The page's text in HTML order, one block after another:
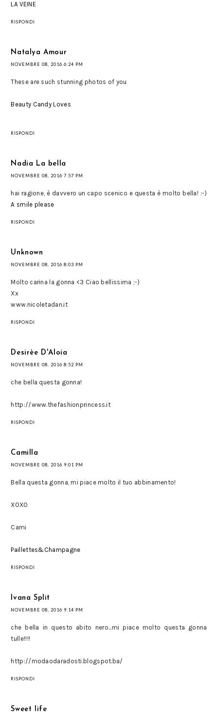
LA VEINE
RISPONDI
Natalya Amour
NOVEMBRE 08, 2016 6:24 PM
These are such stunning photos of you
Beauty Candy Loves
RISPONDI
Nadia La bella
NOVEMBRE 08, 2016 7:57 PM
hai ragione, è davvero un capo scenico e questa è molto bella! :-)
A smile please
RISPONDI
Unknown
NOVEMBRE 08, 2016 8:03 PM
Molto carina la gonna <3 Ciao bellissima ;-)
Xx
www.nicoletadan.it
RISPONDI
Desirèe D'Aloia
NOVEMBRE 08, 2016 8:52 PM
che bella questa gonna!
http://www.thefashionprincess.it
RISPONDI
Camilla
NOVEMBRE 08, 2016 9:01 PM
Bella questa gonna, mi piace molto il tuo abbinamento!
XOXO
Cami
Paillettes&Champagne
RISPONDI
Ivana Split
NOVEMBRE 08, 2016 9:14 PM
che bella in questo abito nero...mi piace molto questa gonna
tulle!!!!
http://modaodaradosti.blogspot.ba/
RISPONDI
Sweet life